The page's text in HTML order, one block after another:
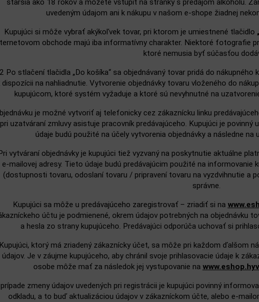
staršia ako 18 rokov a môžete vstúpiť na stránky s predajom alkoholu.
uvedeným údajom ani k nákupu v našom e‑shope žiadnej
Kupujúci si môže vybrať akýkoľvek tovar, pri ktorom je umiestnené tlačidlo
obchode majú iba informatívny charakter. Niektoré fotografie
ktoré nemusia byť súčasťou
Po stlačení tlačidla „Do košíka“ sa objednávaný tovar pridá do
dispozícii na nahliadnutie. Vytvorenie objednávky tovaru vloženého do
kupujúcom, ktoré systém vyžaduje a ktoré sú nevyhnutné na
je možné vytvoriť aj telefonicky cez zákaznícku linku
pri uzatváraní zmluvy asistuje pracovník predávajúceho. Kupujúci je povinný
údaje budú použité na účely vytvorenia objednávky a následne na
vytváraní objednávky je kupujúci tiež vyzvaný na poskytnutie aktuálne
e‑mailovej adresy. Tieto údaje budú predávajúcim použité na informovanie
(dostupnosti tovaru, odoslaní tovaru / pripravení tovaru na vyzdvihnutie a
správne.
Kupujúci sa môže u predávajúceho zaregistrovať – zriadiť si na
účtu je podmienené, okrem údajov potrebných na objednávku
a hesla zo strany kupujúceho. Predávajúci odporúča uchovať si
Kupujúci, ktorý má zriadený zákaznícky účet, sa môže pri každom ďalšom
údajov. Je v záujme kupujúceho, aby chránil svoje prihlasovacie údaje k
osobe môže mať za následok jej vystupovanie na
zmeny údajov uvedených pri registrácii je kupujúci povinný
odkladu, a to buď aktualizáciou údajov v zákazníckom účte, alebo